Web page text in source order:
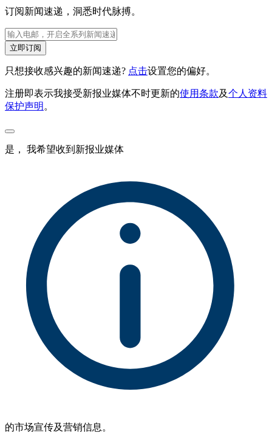
订阅新闻速递，洞悉时代脉搏。
立即订阅
只想接收感兴趣的新闻速递? 点击设置您的偏好。
注册即表示我接受新报业媒体不时更新的使用条款及个人资料
保护声明 。
是， 我希望收到新报业媒体
的市场宣传及营销信息。